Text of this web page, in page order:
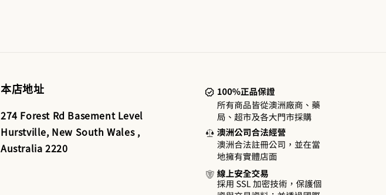
本店地址
274 Forest Rd Basement Level
Hurstville, New South Wales ,
Australia 2220